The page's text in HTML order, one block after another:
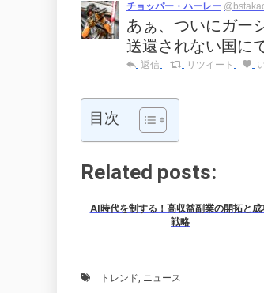
チョッパー・ハーレー
あぁ、ついにガー
送還されない国に
返信 リツイート
目次
Related posts:
AI時代を制する！高収益副業の開拓と成
戦略
トレンド, ニュース